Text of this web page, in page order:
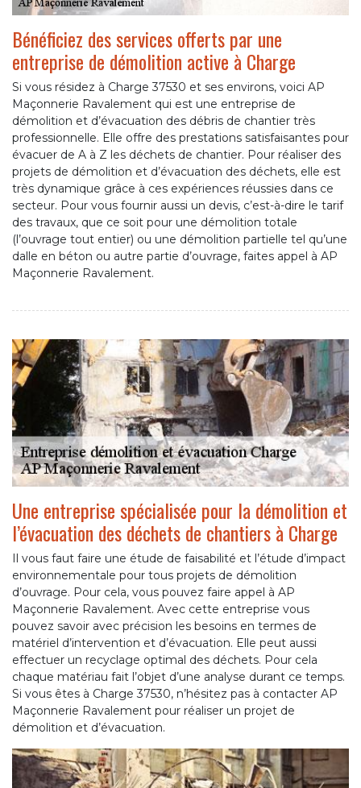
Bénéficiez des services offerts par une
entreprise de démolition active à Charge
Si vous résidez à Charge 37530 et ses environs, voici AP
Maçonnerie Ravalement qui est une entreprise de
démolition et d’évacuation des débris de chantier très
professionnelle. Elle offre des prestations satisfaisantes pour
évacuer de A à Z les déchets de chantier. Pour réaliser des
projets de démolition et d’évacuation des déchets, elle est
très dynamique grâce à ces expériences réussies dans ce
secteur. Pour vous fournir aussi un devis, c’est-à-dire le tarif
des travaux, que ce soit pour une démolition totale
(l’ouvrage tout entier) ou une démolition partielle tel qu’une
dalle en béton ou autre partie d’ouvrage, faites appel à AP
Maçonnerie Ravalement.
Une entreprise spécialisée pour la démolition et
l’évacuation des déchets de chantiers à Charge
Il vous faut faire une étude de faisabilité et l’étude d’impact
environnementale pour tous projets de démolition
d’ouvrage. Pour cela, vous pouvez faire appel à AP
Maçonnerie Ravalement. Avec cette entreprise vous
pouvez savoir avec précision les besoins en termes de
matériel d’intervention et d’évacuation. Elle peut aussi
effectuer un recyclage optimal des déchets. Pour cela
chaque matériau fait l’objet d’une analyse durant ce temps.
Si vous êtes à Charge 37530, n’hésitez pas à contacter AP
Maçonnerie Ravalement pour réaliser un projet de
démolition et d’évacuation.